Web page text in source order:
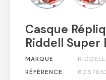
Casque
Riddell Super
MARQUE
RIDDELL
RÉFÉRENCE